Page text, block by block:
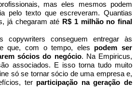
mas eles mesmos podem
pelo texto que escreveram. Quantias
já chegaram até R$ 1 milhão no final
conseguem entregar às
que, com o tempo, eles podem ser
sócios do negócio. Na Empiricus,
associados. E isso torna tudo muito
só se tornar sócio de uma empresa e,
ter participação na geração de